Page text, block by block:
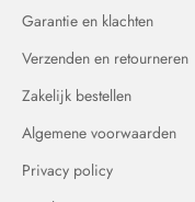
Garantie en klachten
Verzenden en retourneren
Zakelijk bestellen
Algemene voorwaarden
Privacy policy